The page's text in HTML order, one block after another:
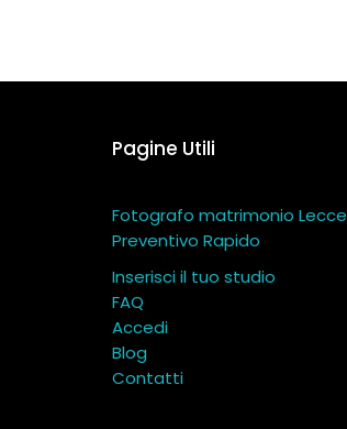
Pagine Utili
Fotografo matrimonio Lecce
Preventivo Rapido
Inserisci il tuo studio
FAQ
Accedi
Blog
Contatti